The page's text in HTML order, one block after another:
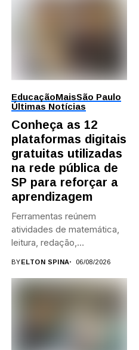
EducaçãoMaisSão Paulo
Últimas Notícias
Conheça as 12
plataformas digitais
gratuitas utilizadas
na rede pública de
SP para reforçar a
aprendizagem
Ferramentas reúnem
atividades de matemática,
leitura, redação,
BYELTON SPINA 06/08/2026